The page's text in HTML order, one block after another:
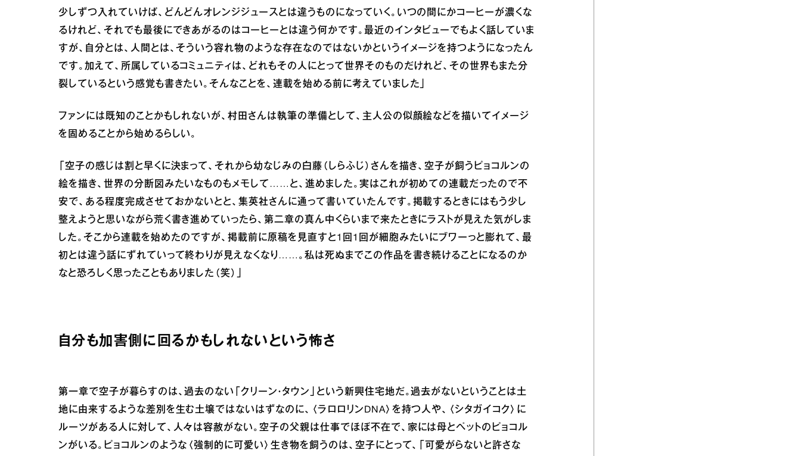
少しずつ入れていけば、どんどんオレンジジュースとは違うものになっていく。いつの間にかコーヒーが濃くな
るけれど、それでも最後にできあがるのはコーヒーとは違う何かです。最近のインタビューでもよく話していま
すが、自分とは、人間とは、そういう容れ物のような存在なのではないかというイメージを持つようになったん
です。加えて、所属しているコミュニティは、どれもその人にとって世界そのものだけれど、その世界もまた分
裂しているという感覚も書きたい。そんなことを、連載を始める前に考えていました」
ファンには既知のことかもしれないが、村田さんは執筆の準備として、主人公の似顔絵などを描いてイメージ
を固めることから始めるらしい。
「空子の感じは割と早くに決まって、それから幼なじみの白藤（しらふじ）さんを描き、空子が飼うピョコルンの
絵を描き、世界の分断図みたいなものもメモして……と、進めました。実はこれが初めての連載だったので不
安で、ある程度完成させておかないとと、集英社さんに通って書いていたんです。掲載するときにはもう少し
整えようと思いながら荒く書き進めていったら、第二章の真ん中くらいまで来たときにラストが見えた気がしま
した。そこから連載を始めたのですが、掲載前に原稿を見直すと1回1回が細胞みたいにブワーっと膨れて、最
初とは違う話にずれていって終わりが見えなくなり……。私は死ぬまでこの作品を書き続けることになるのか
なと恐ろしく思ったこともありました（笑）」
自分も加害側に回るかもしれないという怖さ
第一章で空子が暮らすのは、過去のない「クリーン・タウン」という新興住宅地だ。過去がないということは土
地に由来するような差別を生む土壌ではないはずなのに、〈ラロロリンDNA〉を持つ人や、〈シタガイコク〉に
ルーツがある人に対して、人々は容赦がない。空子の父親は仕事でほぼ不在で、家には母とペットのピョコル
ンがいる。ピョコルンのような〈強制的に可愛い〉生き物を飼うのは、空子にとって、「可愛がらないと許さな